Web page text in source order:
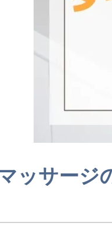
ッサージ